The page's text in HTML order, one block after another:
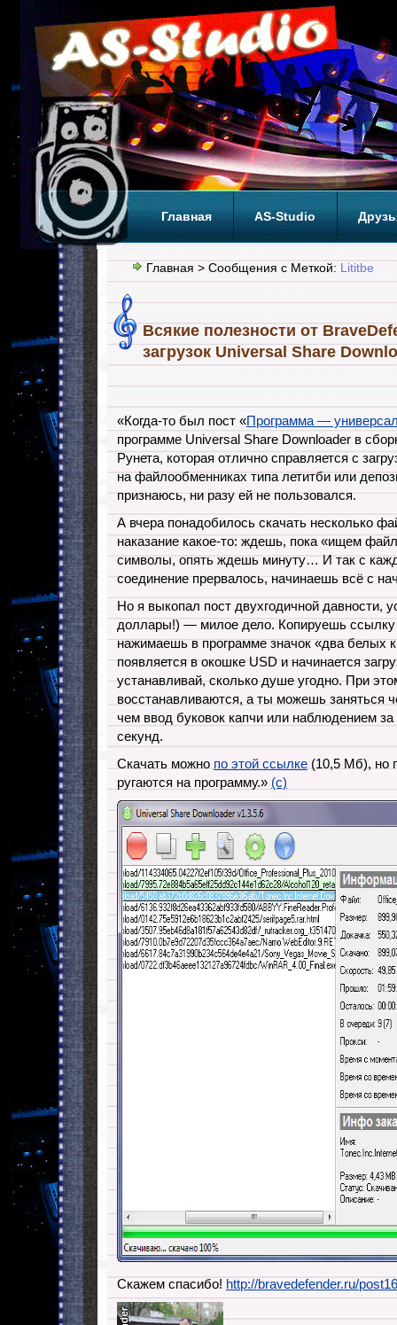
Главная AS-Studio
Теги ТОП
Главная > Сообщения с Меткой: Lititbe
Всякие полезности от
загрузок Universal Share
«Когда-то был пост «Программа —
программе Universal Share Downloader в
Рунета, которая отлично справляется с
на файлообменниках типа летитби или
признаюсь, ни разу ей не пользовался.
А вчера понадобилось скачать несколько
наказание какое-то: ждешь, пока «ищем
символы, опять ждешь минуту… И так с
соединение прервалось, начинаешь всё с
Но я выкопал пост двухгодичной давности,
доллары!) — милое дело. Копируешь ссылку
нажимаешь в программе значок «два белых
появляется в окошке USD и начинается
устанавливай, сколько душе угодно. При
восстанавливаются, а ты можешь заняться
чем ввод буковок капчи или наблюдением
секунд.
Скачать можно по этой ссылке (10,5 Мб), но
ругаются на программу.» (с)
Скажем спасибо! http://bravedefender.ru/